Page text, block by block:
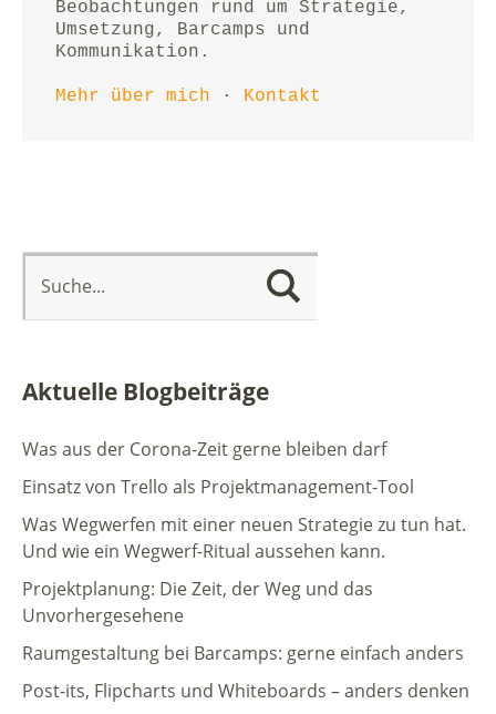
Beobachtungen rund um Strategie,
Umsetzung, Barcamps und
Kommunikation.
Mehr über mich · Kontakt
Aktuelle Blogbeiträge
Was aus der Corona-Zeit gerne bleiben darf
Einsatz von Trello als Projektmanagement-Tool
Was Wegwerfen mit einer neuen Strategie zu tun hat.
Und wie ein Wegwerf-Ritual aussehen kann.
Projektplanung: Die Zeit, der Weg und das
Unvorhergesehene
Raumgestaltung bei Barcamps: gerne einfach anders
Post-its, Flipcharts und Whiteboards – anders denken